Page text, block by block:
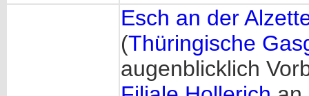
Esch an der
(Thüringische
augenblicklich